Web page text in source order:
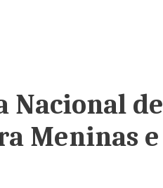
Nacional de
Meninas e